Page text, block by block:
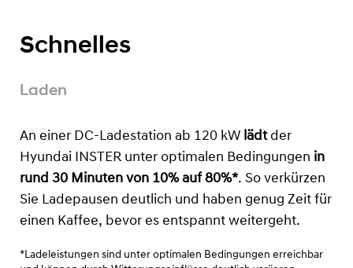
Schnelles
Laden
An einer DC-Ladestation ab 120 kW lädt der
Hyundai INSTER unter optimalen Bedingungen in
rund 30 Minuten von 10% auf 80%*. So verkürzen
Sie Ladepausen deutlich und haben genug Zeit für
einen Kaffee, bevor es entspannt weitergeht.
*Ladeleistungen sind unter optimalen Bedingungen erreichbar